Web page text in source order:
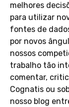
melhores
para utilizar
fontes de
por novos
nossos
trabalho tão
comentar,
Cognatis ou
nosso blog